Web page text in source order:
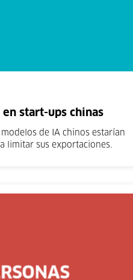
start-ups chinas
de IA chinos estarían
limitar sus exportaciones.